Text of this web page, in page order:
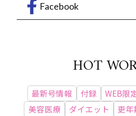
Facebook
HOT
最新号情報 付録 WEB限
美容医療
ダイエット 更年